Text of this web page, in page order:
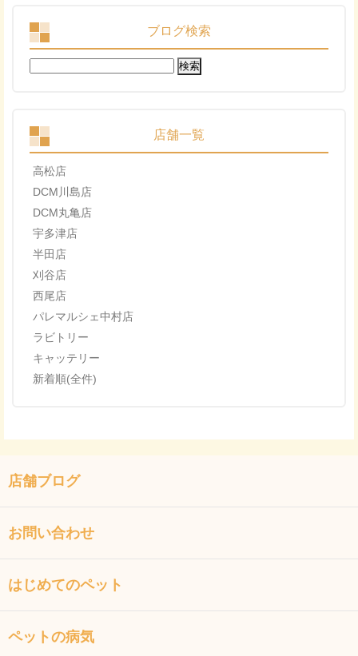
ブログ検索
検
索:
店舗一覧
高松店
DCM川島店
DCM丸亀店
宇多津店
半田店
刈谷店
西尾店
パレマルシェ中村店
ラビトリー
キャッテリー
新着順(全件)
店舗ブログ
お問い合わせ
はじめてのペット
ペットの病気